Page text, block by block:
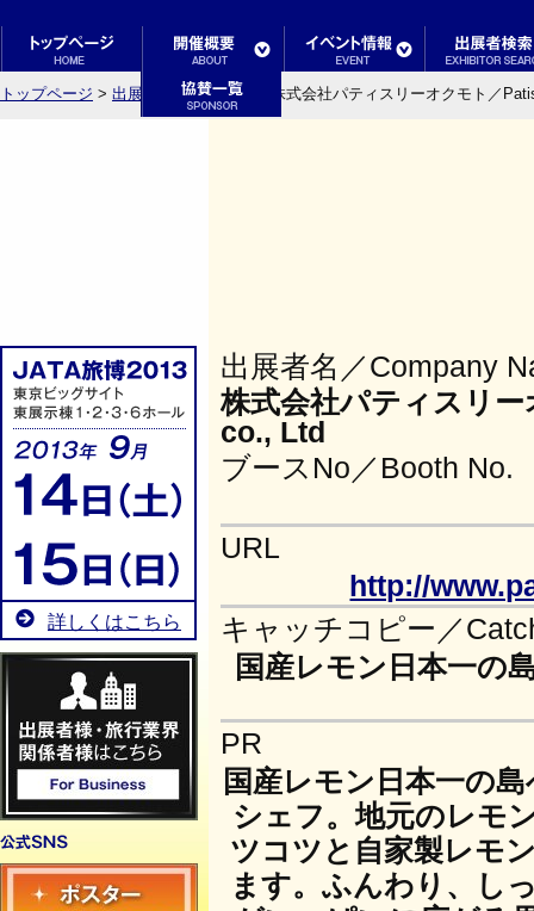
トップページ > 出展者検索結果一覧 > 株式会社パティスリーオクモト／
詳しくはこちら
出展者名／Company
株式会社パティスリ
co., Ltd
ブースNo／Booth No.
URL
http://
キャッチコピー／
国産レモン日本一の
PR
国産レモン日本一の
シェフ。地元のレモ
ツコツと自家製レモ
ます。ふんわり、し